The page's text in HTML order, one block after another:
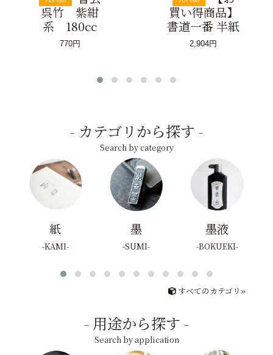
呉竹 紫紺
系 180cc
770円
買い得商品】
書道一番 半紙
2,904円
カテゴリから探す
Search by category
紙
KAMI
墨
SUMI
墨液
BOKUEKI
すべてのカテゴリ»
用途から探す
Search by application